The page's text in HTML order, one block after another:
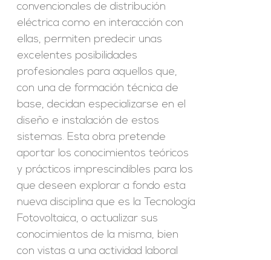
convencionales de distribución
eléctrica como en interacción con
ellas, permiten predecir unas
excelentes posibilidades
profesionales para aquellos que,
con una de formación técnica de
base, decidan especializarse en el
diseño e instalación de estos
sistemas. Esta obra pretende
aportar los conocimientos teóricos
y prácticos imprescindibles para los
que deseen explorar a fondo esta
nueva disciplina que es la Tecnología
Fotovoltaica, o actualizar sus
conocimientos de la misma, bien
con vistas a una actividad laboral